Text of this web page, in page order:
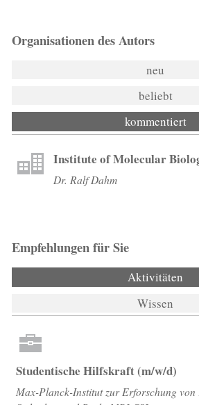
Organisationen des Autors
neu
beliebt
kommentiert
Institute of Molecular
Dr. Ralf Dahm
Empfehlungen für Sie
Aktivitäten
Wissen
Studentische Hilfskraft (m/w/d)
Max-Planck-Institut zur Erforschung